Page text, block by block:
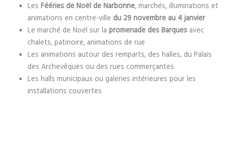
Les Fééries de Noël de Narbonne, marchés, illuminations et
animations en centre-ville du 29 novembre au 4 janvier
Le marché de Noël sur la promenade des Barquesavec
chalets, patinoire, animations de rue
Les animations autour des remparts, des halles, du Palais
des Archevêques ou des rues commerçantes
Les halls municipaux ou galeries intérieures pour les
installations couvertes